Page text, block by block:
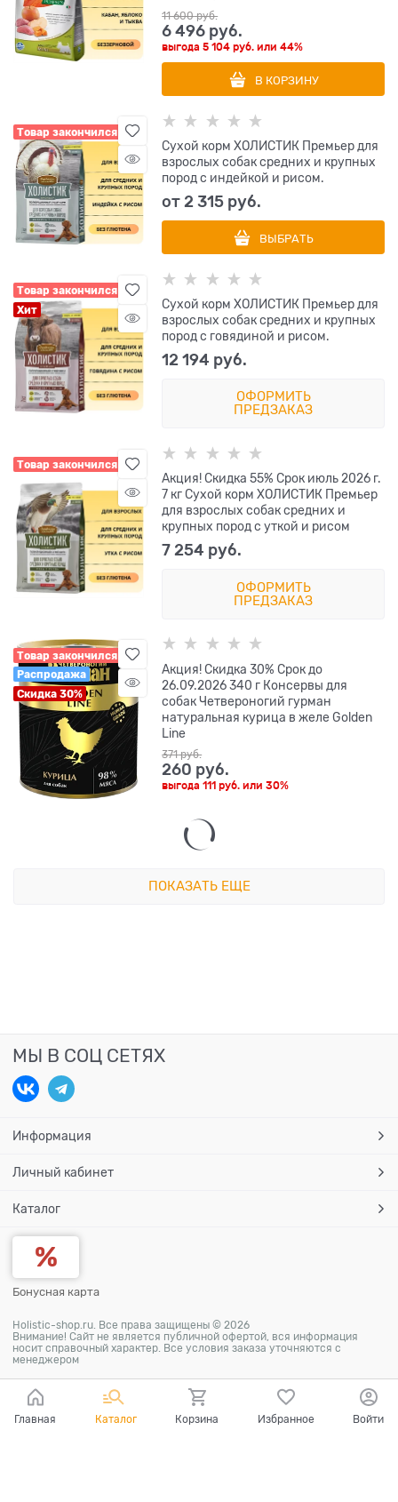
11 600 руб.
6 496 руб.
выгода5 104 руб. или44%
В КОРЗИНУ
Товар закончился
Сухой корм ХОЛИСТИК Премьер для
взрослых собак средних и крупных
пород с индейкой и рисом.
от2 315 руб.
ВЫБРАТЬ
Товар закончился
Хит
Сухой корм ХОЛИСТИК Премьер для
взрослых собак средних и крупных
пород с говядиной и рисом.
12 194 руб.
ОФОРМИТЬ
ПРЕДЗАКАЗ
Товар закончился
Акция! Скидка 55% Срок июль 2026 г.
7 кг Сухой корм ХОЛИСТИК Премьер
для взрослых собак средних и
крупных пород с уткой и рисом
7 254 руб.
ОФОРМИТЬ
ПРЕДЗАКАЗ
Товар закончился
Распродажа
Скидка 30%
Акция! Скидка 30% Срок до
26.09.2026 340 г Консервы для
собак Четвероногий гурман
натуральная курица в желе Golden
Line
371 руб.
260 руб.
выгода111 руб. или30%
ПОКАЗАТЬ ЕЩЕ
МЫ В СОЦ СЕТЯХ
Информация
Личный кабинет
Каталог
Бонусная карта
Holistic-shop.ru. Все права защищены © 2026
Внимание! Сайт не является публичной офертой, вся информация
носит справочный характер. Все условия заказа уточняются с
менеджером
Главная Каталог Корзина Избранное Войти